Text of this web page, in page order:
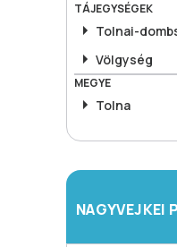
TÁJEGYSÉGEK
Tolnai-
Völgység
MEGYE
Tolna
NAGYVEJKEI